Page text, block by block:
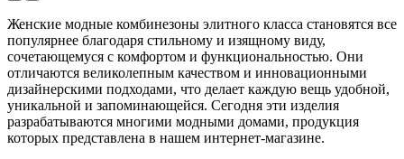
Женские модные комбинезоны элитного класса становятся все
популярнее благодаря стильному и изящному виду,
сочетающемуся с комфортом и функциональностью. Они
отличаются великолепным качеством и инновационными
дизайнерскими подходами, что делает каждую вещь удобной,
уникальной и запоминающейся. Сегодня эти изделия
разрабатываются многими модными домами, продукция
которых представлена в нашем интернет-магазине.